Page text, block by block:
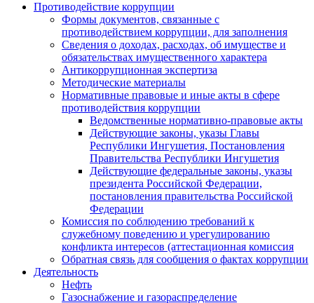
Противодействие коррупции
Формы документов, связанные с
противодействием коррупции, для заполнения
Сведения о доходах, расходах, об имуществе и
обязательствах имущественного характера
Антикоррупционная экспертиза
Методические материалы
Нормативные правовые и иные акты в сфере
противодействия коррупции
Ведомственные нормативно-правовые акты
Действующие законы, указы Главы
Республики Ингушетия, Постановления
Правительства Республики Ингушетия
Действующие федеральные законы, указы
президента Российской Федерации,
постановления правительства Российской
Федерации
Комиссия по соблюдению требований к
служебному поведению и урегулированию
конфликта интересов (аттестационная комиссия
Обратная связь для сообщения о фактах коррупции
Деятельность
Нефть
Газоснабжение и газораспределение